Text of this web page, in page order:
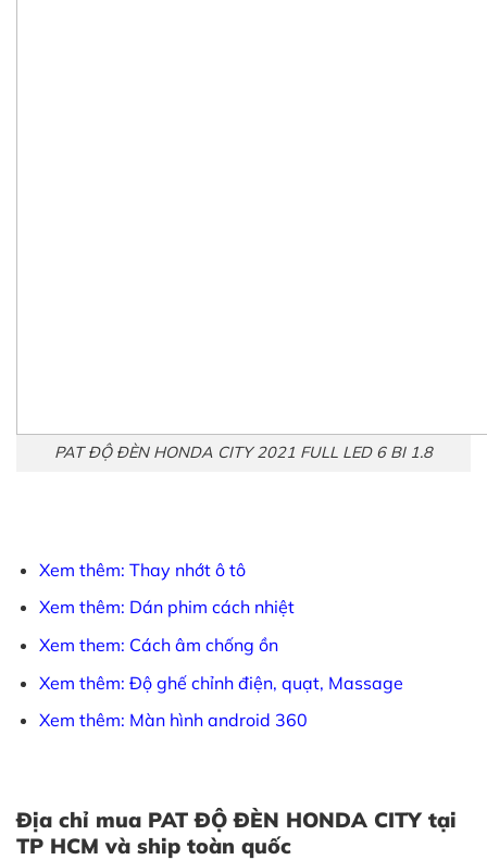
PAT ĐỘ ĐÈN HONDA CITY 2021 FULL LED 6 BI 1.8
Xem thêm: Thay nhớt ô tô
Xem thêm: Dán phim cách nhiệt
Xem them: Cách âm chống ồn
Xem thêm: Độ ghế chỉnh điện, quạt, Massage
Xem thêm: Màn hình android 360
Địa chỉ mua PAT ĐỘ ĐÈN HONDA CITY tại
TP HCM và ship toàn quốc